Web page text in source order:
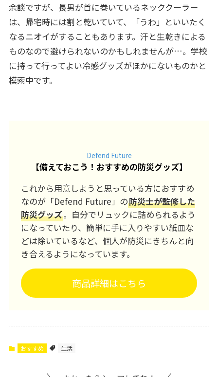
余談ですが、長男が首に巻いているネッククーラー
は、帰宅時には割と乾いていて、「うわ」といいたく
なるニオイがすることもあります。汗と生乾きによる
ものなので避けられないのかもしれませんが…。学校
に持って行ってよい冷感グッズがほかにないものかと
模索中です。
Defend Future
【備えておこう！おすすめの防災グッズ】
これから用意しようと思っている方におすすめ
なのが「Defend Future」の防災士が監修した
防災グッズ。自分でリュックに詰められるよう
になっていたり、簡単に手に入りやすい紙皿な
どは除いているなど、個人が防災にきちんと向
き合えるようになっています。
商品詳細はこちら
おすすめ 生活